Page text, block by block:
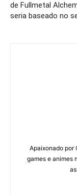
de Fullmetal
seria baseado no
Apaixonado por
games e animes